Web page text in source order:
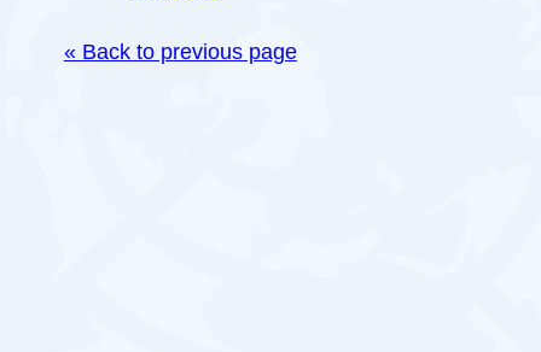
« Back to previous page